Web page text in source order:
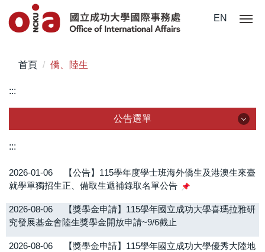
到
區
EN
首頁 僑、陸生
:::
公告選單
全部公告
在校學生
國際學生
:::
2026-01-06
【公告】115學年度學士班海外僑生及港澳生來臺
就學單獨招生正、備取生遞補錄取名單公告
2026-08-06
【獎學金申請】115學年國立成功大學喜瑪拉雅研
究發展基金會陸生獎學金開放申請~9/6截止
2026-08-06
【獎學金申請】115學年國立成功大學優秀大陸地